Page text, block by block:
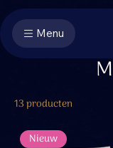
Menu
13 producten
Nieuw